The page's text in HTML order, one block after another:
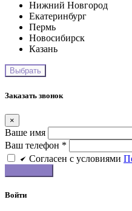
Нижний Новгород
Екатеринбург
Пермь
Новосибирск
Казань
Заказать звонок
×
Ваше имя
Ваш телефон *
Cогласен c условиями
Войти